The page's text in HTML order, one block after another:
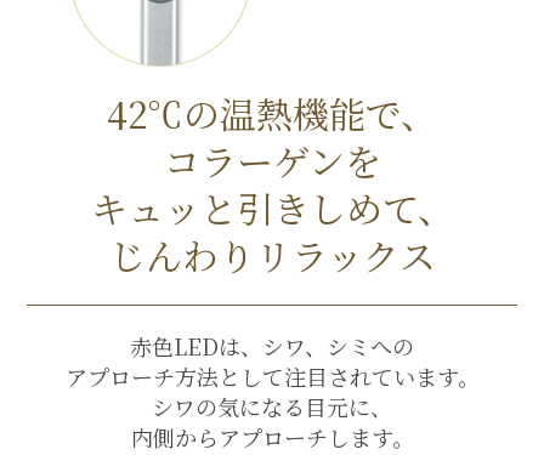
42℃の温熱機能で、
コラーゲンを
キュッと引きしめて、
じんわりリラックス
赤色LEDは、シワ、シミへの
アプローチ方法として注目されています。
シワの気になる目元に、
内側からアプローチします。